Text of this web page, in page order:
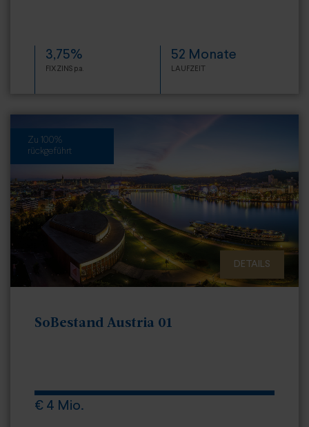
3,75%
FIXZINS p.a.
52 Monate
LAUFZEIT
Zu 100%
rückgeführt
DETAILS
SoBestand Austria 01
€ 4 Mio.